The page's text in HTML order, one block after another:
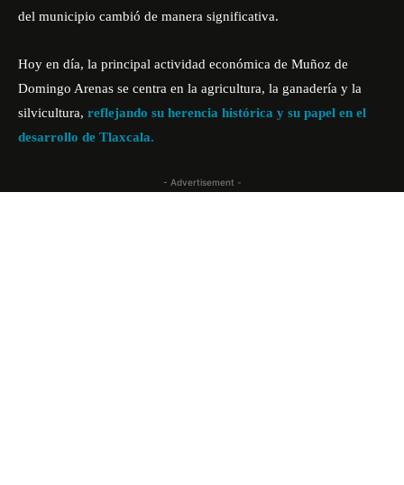
del municipio cambió de manera significativa.
Hoy en día, la principal actividad económica de Muñoz de
Domingo Arenas se centra en la agricultura, la ganadería y la
silvicultura, reflejando su herencia histórica y su papel en el
desarrollo de Tlaxcala.
- Advertisement -